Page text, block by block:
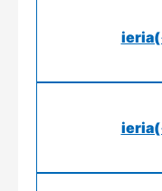
ieria(
ieria(